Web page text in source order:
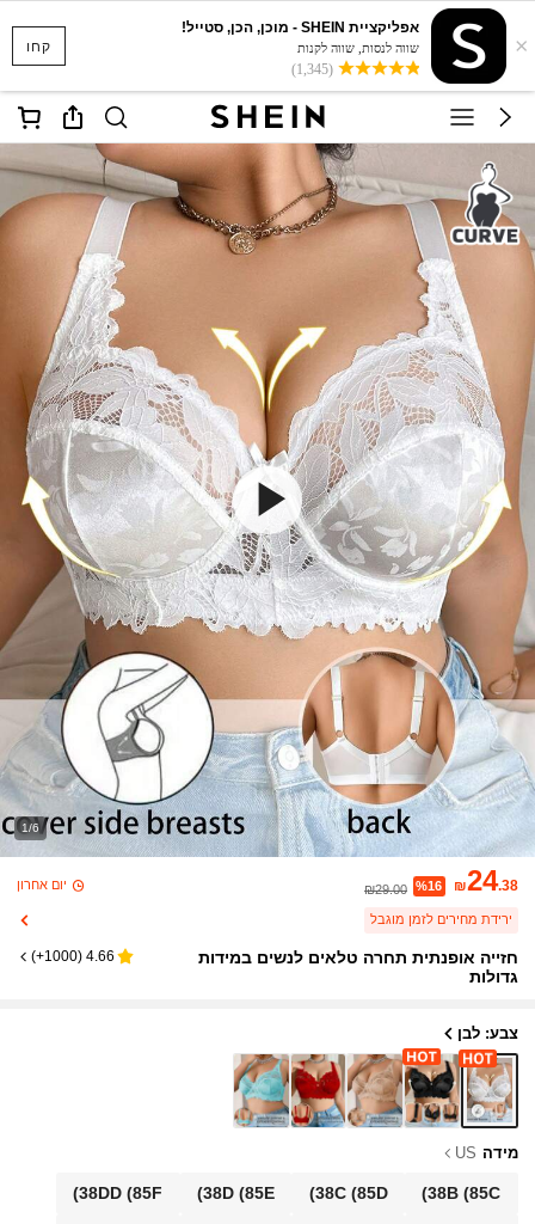
קחו ×
אפליקציית SHEIN - מוכן, הכן, סטייל!
שווה לנסות, שווה לקנות
(1,345)
1/6
₪24.38
%16
₪29.00 יום אחרון
ירידת מחירים לזמן מוגבל
חזייה אופנתית תחרה טלאים לנשים במידות
גדולות
4.66
(
1000+
)
צבע: לבן
מידה US
38B (85C)
38C(85D)
38D (85E)
38DD (85F)